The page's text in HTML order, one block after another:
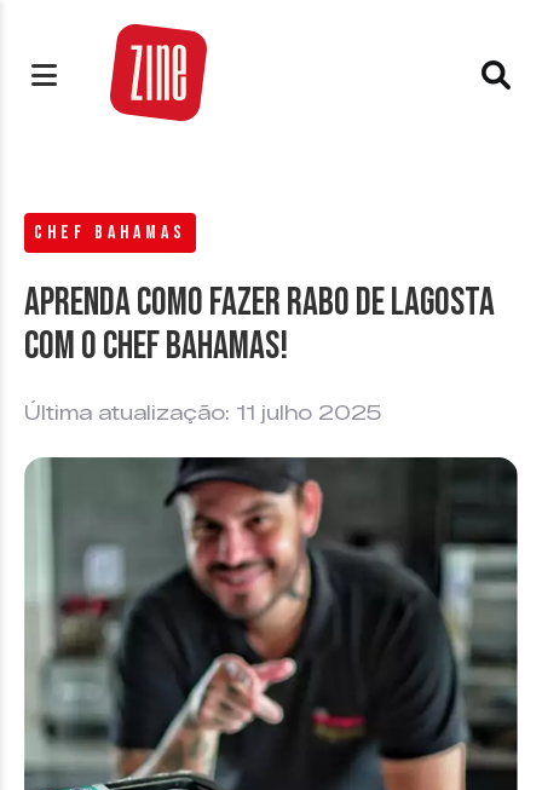
CHEF BAHAMAS
Aprenda como fazer Rabo de Lagosta
com o Chef Bahamas!
Última atualização: 11 julho 2025